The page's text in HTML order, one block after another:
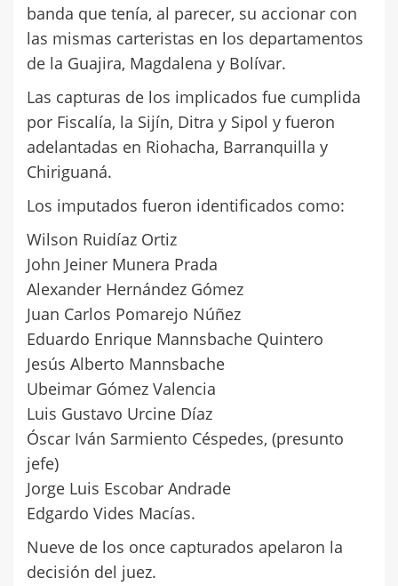
banda que tenía, al parecer, su accionar con
las mismas carteristas en los departamentos
de la Guajira, Magdalena y Bolívar.
Las capturas de los implicados fue cumplida
por Fiscalía, la Sijín, Ditra y Sipol y fueron
adelantadas en Riohacha, Barranquilla y
Chiriguaná.
Los imputados fueron identificados como:
Wilson Ruidíaz Ortiz
John Jeiner Munera Prada
Alexander Hernández Gómez
Juan Carlos Pomarejo Núñez
Eduardo Enrique Mannsbache Quintero
Jesús Alberto Mannsbache
Ubeimar Gómez Valencia
Luis Gustavo Urcine Díaz
Óscar Iván Sarmiento Céspedes, (presunto
jefe)
Jorge Luis Escobar Andrade
Edgardo Vides Macías.
Nueve de los once capturados apelaron la
decisión del juez.